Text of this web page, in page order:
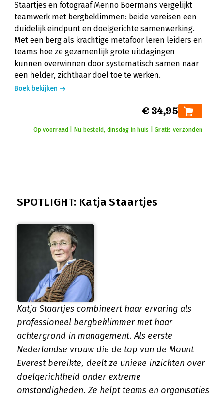
Staartjes en fotograaf Menno Boermans vergelijkt
teamwerk met bergbeklimmen: beide vereisen een
duidelijk eindpunt en doelgerichte samenwerking.
Met een berg als krachtige metafoor leren leiders en
teams hoe ze gezamenlijk grote uitdagingen
kunnen overwinnen door systematisch samen naar
een helder, zichtbaar doel toe te werken.
Boek bekijken
€ 34,95
Op voorraad | Nu besteld, dinsdag in huis | Gratis verzonden
SPOTLIGHT: Katja Staartjes
Katja Staartjes combineert haar ervaring als
professioneel bergbeklimmer met haar
achtergrond in management. Als eerste
Nederlandse vrouw die de top van de Mount
Everest bereikte, deelt ze unieke inzichten over
doelgerichtheid onder extreme
omstandigheden. Ze helpt teams en organisaties